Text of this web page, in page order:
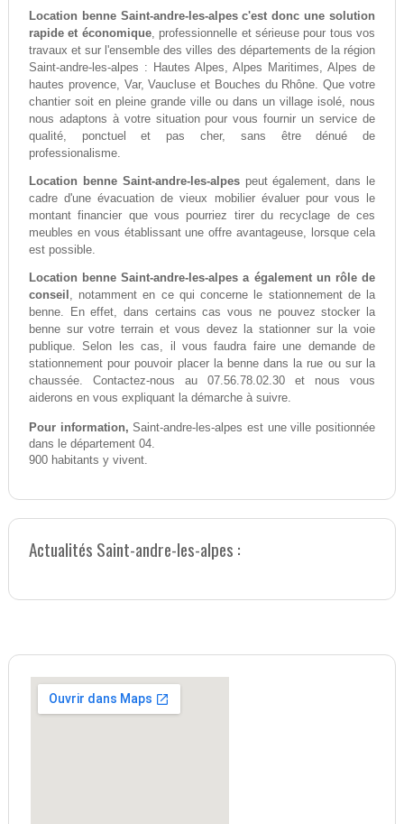
Location benne Saint-andre-les-alpes c'est donc une solution
rapide et économique, professionnelle et sérieuse pour tous vos
travaux et sur l'ensemble des villes des départements de la région
Saint-andre-les-alpes : Hautes Alpes, Alpes Maritimes, Alpes de
hautes provence, Var, Vaucluse et Bouches du Rhône. Que votre
chantier soit en pleine grande ville ou dans un village isolé, nous
nous adaptons à votre situation pour vous fournir un service de
qualité, ponctuel et pas cher, sans être dénué de
professionalisme.
Location benne Saint-andre-les-alpespeut également, dans le
cadre d'une évacuation de vieux mobilier évaluer pour vous le
montant financier que vous pourriez tirer du recyclage de ces
meubles en vous établissant une offre avantageuse, lorsque cela
est possible.
Location benne Saint-andre-les-alpes a également un rôle de
conseil , notamment en ce qui concerne le stationnement de la
benne. En effet, dans certains cas vous ne pouvez stocker la
benne sur votre terrain et vous devez la stationner sur la voie
publique. Selon les cas, il vous faudra faire une demande de
stationnement pour pouvoir placer la benne dans la rue ou sur la
chaussée. Contactez-nous au 07.56.78.02.30 et nous vous
aiderons en vous expliquant la démarche à suivre.
Pour information, Saint-andre-les-alpes est une ville positionnée
dans le département 04.
900 habitants y vivent.
Actualités Saint-andre-les-alpes :